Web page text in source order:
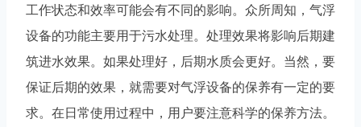
工作状态和效率可能会有不同的影响。众所周知，气浮
设备的功能主要用于污水处理。处理效果将影响后期建
筑进水效果。如果处理好，后期水质会更好。当然，要
保证后期的效果，就需要对气浮设备的保养有一定的要
求。在日常使用过程中，用户要注意科学的保养方法。